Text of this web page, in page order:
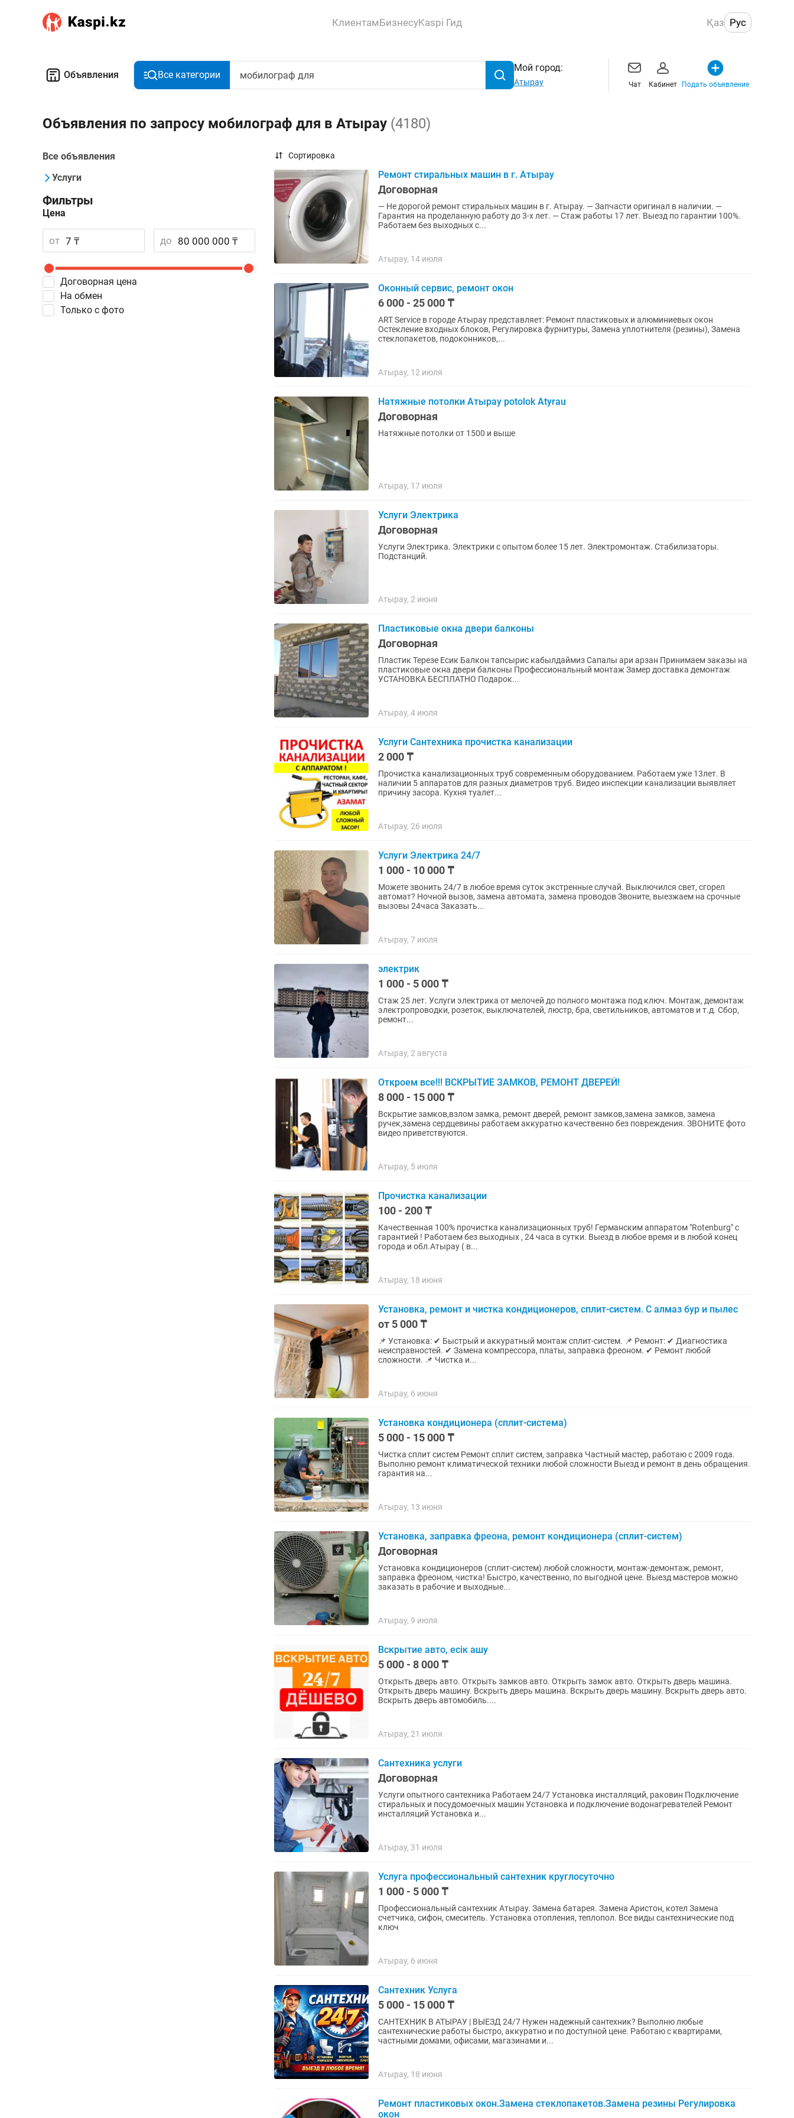
КлиентамБизнесуKaspi Гид Қаз Рус
Объявления Все категории
Мой город:
Атырау Чат Кабинет Подать объявление
Объявления по запросу мобилограф для в Атырау (4180)
Все объявления
Услуги
Фильтры
Цена
от до
Договорная цена
На обмен
Только с фото
Сортировка
Ремонт стиральных машин в г. Атырау
Договорная
— Не дорогой ремонт стиральных машин в г. Атырау. — Запчасти оригинал в наличии. —
Гарантия на проделанную работу до 3-х лет. — Стаж работы 17 лет. Выезд по гарантии 100%.
Работаем без выходных с...
Атырау, 14 июля
Оконный сервис, ремонт окон
6 000 - 25 000 ₸
ART Service в городе Атырау представляет: Ремонт пластиковых и алюминиевых окон
Остекление входных блоков, Регулировка фурнитуры, Замена уплотнителя (резины), Замена
стеклопакетов, подоконников,...
Атырау, 12 июля
Натяжные потолки Атырау potolok Atyrau
Договорная
Натяжные потолки от 1500 и выше
Атырау, 17 июля
Услуги Электрика
Договорная
Услуги Электрика. Электрики с опытом более 15 лет. Электромонтаж. Стабилизаторы.
Подстанций.
Атырау, 2 июня
Пластиковые окна двери балконы
Договорная
Пластик Терезе Есик Балкон тапсырис кабылдаймиз Сапалы ари арзан Принимаем заказы на
пластиковые окна двери балконы Профессиональный монтаж Замер доставка демонтаж
УСТАНОВКА БЕСПЛАТНО Подарок...
Атырау, 4 июля
Услуги Сантехника прочистка канализации
2 000 ₸
Прочистка канализационных труб современным оборудованием. Работаем уже 13лет. В
наличии 5 аппаратов для разных диаметров труб. Видео инспекции канализации выявляет
причину засора. Кухня туалет...
Атырау, 26 июля
Услуги Электрика 24/7
1 000 - 10 000 ₸
Можете звонить 24/7 в любое время суток экстренные случай. Выключился свет, сгорел
автомат? Ночной вызов, замена автомата, замена проводов Звоните, выезжаем на срочные
вызовы 24часа Заказать...
Атырау, 7 июля
электрик
1 000 - 5 000 ₸
Стаж 25 лет. Услуги электрика от мелочей до полного монтажа под ключ. Монтаж, демонтаж
электропроводки, розеток, выключателей, люстр, бра, светильников, автоматов и т.д. Сбор,
ремонт...
Атырау, 2 августа
Откроем все!!! ВСКРЫТИЕ ЗАМКОВ, РЕМОНТ ДВЕРЕЙ!
8 000 - 15 000 ₸
Вскрытие замков,взлом замка, ремонт дверей, ремонт замков,замена замков, замена
ручек,замена сердцевины работаем аккуратно качественно без повреждения. ЗВОНИТЕ фото
видео приветствуются.
Атырау, 5 июля
Прочистка канализации
100 - 200 ₸
Качественная 100% прочистка канализационных труб! Германским аппаратом "Rotenburg" c
гарантией ! Работаем без выходных , 24 часа в сутки. Выезд в любое время и в любой конец
города и обл.Атырау ( в...
Атырау, 18 июня
Установка, ремонт и чистка кондиционеров, сплит-систем. С алмаз бур и пылес
от 5 000 ₸
📌 Установка: ✔ Быстрый и аккуратный монтаж сплит-систем. 📌 Ремонт: ✔ Диагностика
неисправностей. ✔ Замена компрессора, платы, заправка фреоном. ✔ Ремонт любой
сложности. 📌 Чистка и...
Атырау, 6 июня
Установка кондиционера (сплит-система)
5 000 - 15 000 ₸
Чистка сплит систем Ремонт сплит систем, заправка Частный мастер, работаю с 2009 года.
Выполню ремонт климатической техники любой сложности Выезд и ремонт в день обращения.
гарантия на...
Атырау, 13 июня
Установка, заправка фреона, ремонт кондиционера (сплит-систем)
Договорная
Установка кондиционеров (сплит-систем) любой сложности, монтаж-демонтаж, ремонт,
заправка фреоном, чистка! Быстро, качественно, по выгодной цене. Выезд мастеров можно
заказать в рабочие и выходные...
Атырау, 9 июля
Вскрытие авто, есік ашу
5 000 - 8 000 ₸
Открыть дверь авто. Открыть замков авто. Открыть замок авто. Открыть дверь машина.
Открыть дверь машину. Вскрыть дверь машина. Вскрыть дверь машину. Вскрыть дверь авто.
Вскрыть дверь автомобиль....
Атырау, 21 июля
Сантехника услуги
Договорная
Услуги опытного сантехника Работаем 24/7 Установка инсталляций, раковин Подключение
стиральных и посудомоечных машин Установка и подключение водонагревателей Ремонт
инсталляций Установка и...
Атырау, 31 июля
Услуга профессиональный сантехник круглосуточно
1 000 - 5 000 ₸
Профессиональный сантехник Атырау. Замена батарея. Замена Аристон, котел Замена
счетчика, сифон, смеситель. Установка отопления, теплопол. Все виды сантехнические под
ключ
Атырау, 6 июня
Сантехник Услуга
5 000 - 15 000 ₸
САНТЕХНИК В АТЫРАУ | ВЫЕЗД 24/7 Нужен надежный сантехник? Выполню любые
сантехнические работы быстро, аккуратно и по доступной цене. Работаю с квартирами,
частными домами, офисами, магазинами и...
Атырау, 18 июня
Ремонт пластиковых окон.Замена стеклопакетов.Замена резины Регулировка
окон